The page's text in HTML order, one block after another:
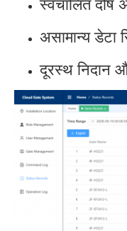
स्वचालित दोष
असामान्य डेटा
दूरस्थ निदान